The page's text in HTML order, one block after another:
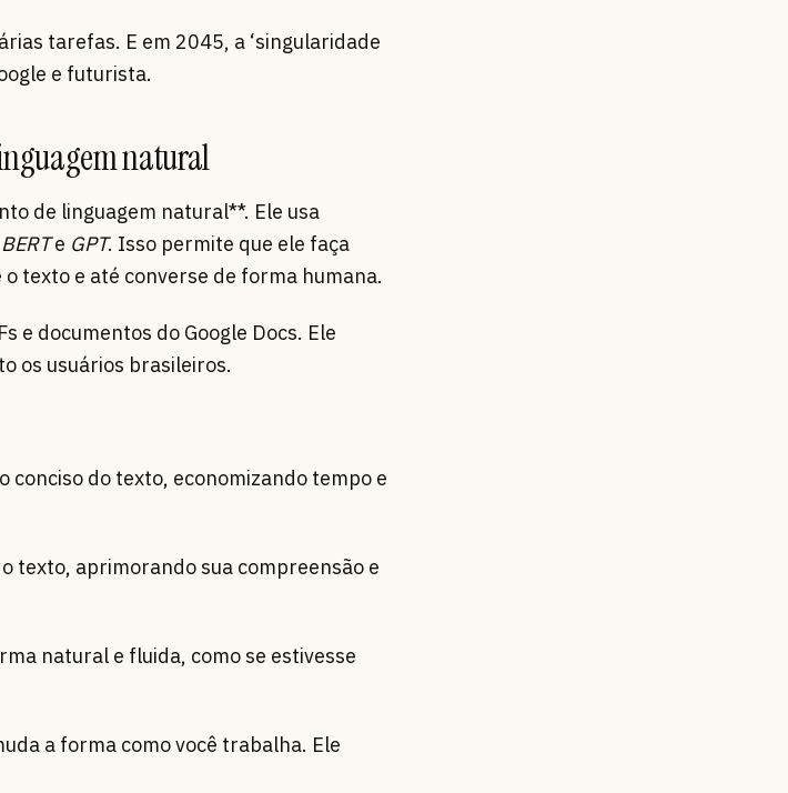
tarefas. E em 2045, a ‘singularidade
e futurista.
natural
de linguagem natural**. Ele usa
BERTe GPT. Isso permite que ele faça
texto e até converse de forma humana.
e documentos do Google Docs. Ele
os usuários brasileiros.
do texto, economizando tempo e
texto, aprimorando sua compreensão e
natural e fluida, como se estivesse
a forma como você trabalha. Ele